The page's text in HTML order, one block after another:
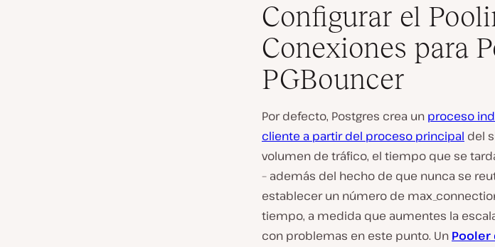
Configurar el
Conexiones para
PGBouncer
Por defecto, Postgres crea un proceso
cliente a partir del proceso principal del
volumen de tráfico, el tiempo que se
– además del hecho de que nunca se
establecer un número de
tiempo, a medida que aumentes la
con problemas en este punto. Un Pooler